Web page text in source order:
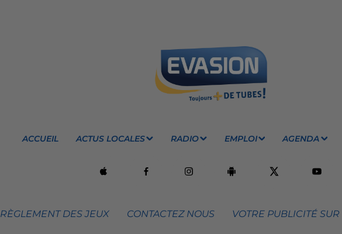
ACCUEIL ACTUS LOCALES RADIO EMPLOI AGENDA
RÈGLEMENT DES JEUX CONTACTEZ NOUS VOTRE PUBLICITÉ